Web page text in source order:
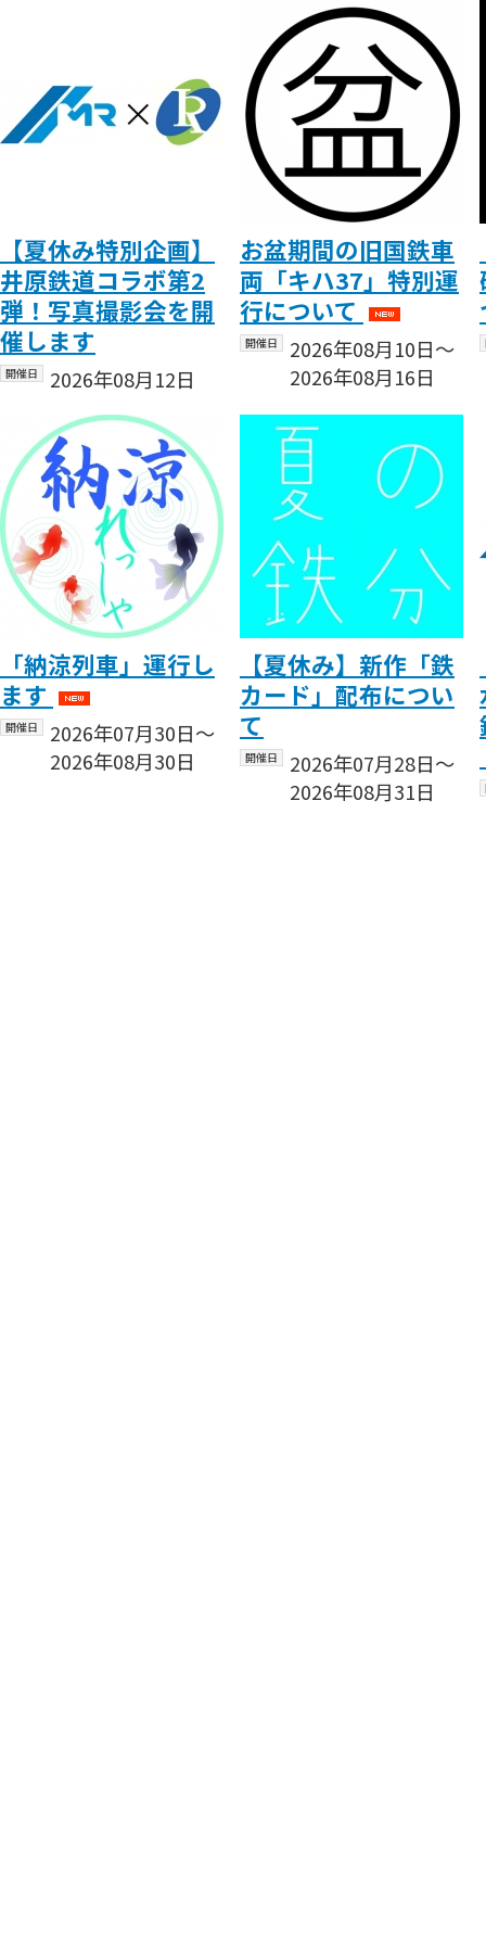
【夏休み特別企画】
井原鉄道コラボ第2
弾！写真撮影会を開
催します
開催日 2026年08月12日
お盆期間の旧国鉄車
両「キハ37」特別運
行について
開催日
2026年08月10日〜
2026年08月16日
「納涼列車」運行し
ます
開催日
2026年07月30日〜
2026年08月30日
【夏休み】新作「鉄
カード」配布につい
て
開催日
2026年07月28日〜
2026年08月31日